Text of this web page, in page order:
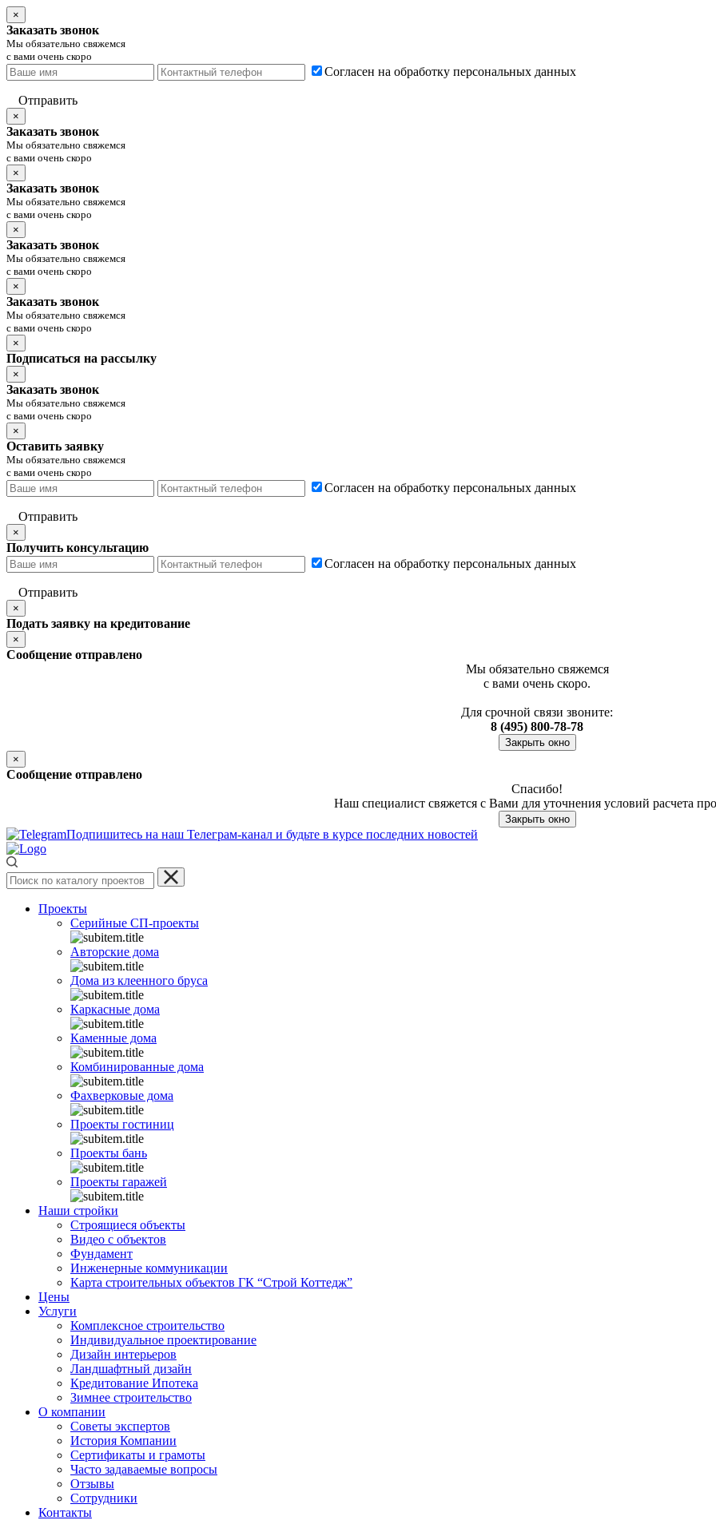
×
Заказать звонок
Мы обязательно свяжемся
с вами очень скоро
Согласен на обработку персональных данных
Отправить
×
Заказать звонок
Мы обязательно свяжемся
с вами очень скоро
×
Заказать звонок
Мы обязательно свяжемся
с вами очень скоро
×
Заказать звонок
Мы обязательно свяжемся
с вами очень скоро
×
Заказать звонок
Мы обязательно свяжемся
с вами очень скоро
×
Подписаться на рассылку
×
Заказать звонок
Мы обязательно свяжемся
с вами очень скоро
×
Оставить заявку
Мы обязательно свяжемся
с вами очень скоро
Согласен на обработку персональных данных
Отправить
×
Получить консультацию
Согласен на обработку персональных данных
Отправить
×
Подать заявку на кредитование
×
Сообщение отправлено
Мы обязательно свяжемся
с вами очень скоро.
Для срочной связи звоните:
8 (495) 800-78-78
Закрыть окно
×
Сообщение отправлено
Спасибо!
Наш специалист свяжется с Вами для уточнения условий расчета
Закрыть окно
Подпишитесь на наш Телеграм-канал и будьте в курсе последних новостей
Проекты
Серийные СП-проекты
Авторские дома
Дома из клеенного бруса
Каркасные дома
Каменные дома
Комбинированные дома
Фахверковые дома
Проекты гостиниц
Проекты бань
Проекты гаражей
Наши стройки
Строящиеся объекты
Видео с объектов
Фундамент
Инженерные коммуникации
Карта строительных объектов ГК “Строй Коттедж”
Цены
Услуги
Комплексное строительство
Индивидуальное проектирование
Дизайн интерьеров
Ландшафтный дизайн
Кредитование Ипотека
Зимнее строительство
О компании
Советы экспертов
История Компании
Сертификаты и грамоты
Часто задаваемые вопросы
Отзывы
Сотрудники
Контакты